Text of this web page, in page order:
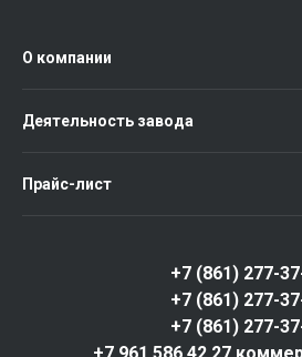
О компании
Деятельность завода
Прайс-лист
+7 (861) 277-
+7 (861) 277-
+7 (861) 277-